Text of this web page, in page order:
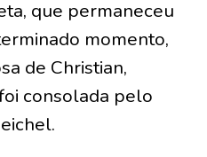
que permaneceu
momento,
de Christian,
consolada pelo